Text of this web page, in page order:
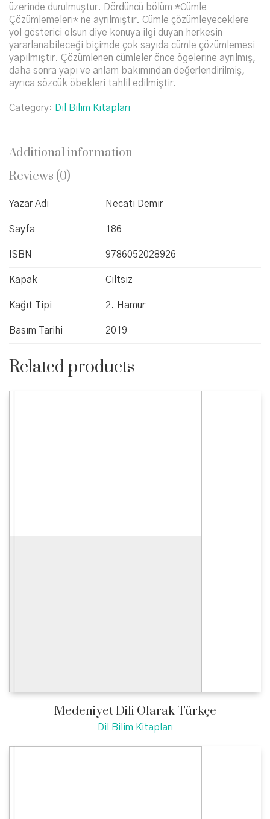
üzerinde durulmuştur. Dördüncü bölüm *Cümle
Çözümlemeleri* ne ayrılmıştır. Cümle çözümleyeceklere
yol gösterici olsun diye konuya ilgi duyan herkesin
yararlanabileceği biçimde çok sayıda cümle çözümlemesi
yapılmıştır. Çözümlenen cümleler önce ögelerine ayrılmış,
daha sonra yapı ve anlam bakımından değerlendirilmiş,
ayrıca sözcük öbekleri tahlil edilmiştir.
Category: Dil Bilim Kitapları
Additional information
Reviews (0)
Yazar Adı Necati Demir
Sayfa 186
ISBN 9786052028926
Kapak Ciltsiz
Kağıt Tipi 2. Hamur
Basım Tarihi 2019
Related products
Medeniyet Dili Olarak Türkçe
Dil Bilim Kitapları